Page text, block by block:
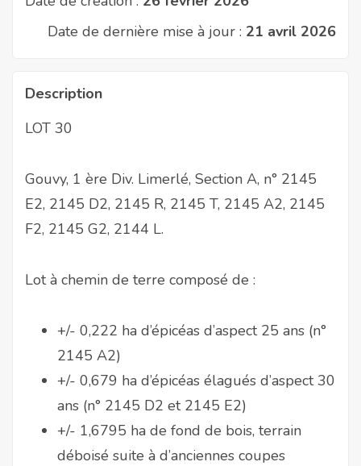
Date de dernière mise à jour : 21 avril 2026
Description
LOT 30
Gouvy, 1 ère Div. Limerlé, Section A, n° 2145
E2, 2145 D2, 2145 R, 2145 T, 2145 A2, 2145
F2, 2145 G2, 2144 L.
Lot à chemin de terre composé de :
+/- 0,222 ha d’épicéas d’aspect 25 ans (n°
2145 A2)
+/- 0,679 ha d’épicéas élagués d’aspect 30
ans (n° 2145 D2 et 2145 E2)
+/- 1,6795 ha de fond de bois, terrain
déboisé suite à d’anciennes coupes